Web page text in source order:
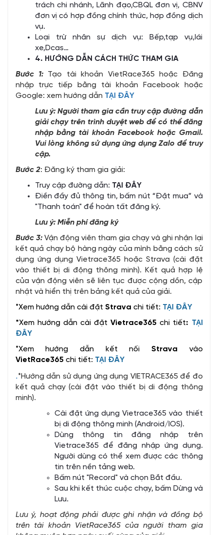
trách chi nhánh, Lãnh đạo,CBQL đơn vị, CBNV
đơn vị có hợp đồng chính thức, hợp đồng dịch
vụ.
Loại trừ nhân sự dịch vụ: Bếp,tạp vụ,lái
xe,Dcas…
4. HƯỚNG DẪN CÁCH THỨC THAM GIA
Bước 1: Tạo tài khoản VietRace365 hoặc Đăng
nhập trực tiếp bằng tài khoản Facebook hoặc
Google: xem hướng dẫn TẠI ĐÂY
Lưu ý: Người tham gia cần truy cập đường dẫn
giải chạy trên trình duyệt web để có thể đăng
nhập bằng tài khoản Facebook hoặc Gmail.
Vui lòng không sử dụng ứng dụng Zalo để truy
cập.
Bước 2: Đăng ký tham gia giải:
Truy cập đường dẫn: TẠI ĐÂY
Điền đầy đủ thông tin, bấm nút “Đặt mua” và
"Thanh toán" để hoàn tất đăng ký.
Lưu ý: Miễn phí đăng ký
Bước 3:Vận động viên tham gia chạy và ghi nhận lại
kết quả chạy bộ hàng ngày của mình bằng cách sử
dụng ứng dụng Vietrace365 hoặc Strava (cài đặt
vào thiết bị di động thông minh). Kết quả hợp lệ
của vận động viên sẽ liên tục được cộng dồn, cập
nhật và hiển thị trên bảng kết quả của giải.
*Xem hướng dẫn cài đặt Strava chi tiết: TẠI ĐÂY
*Xem hướng dẫn cài đặtVietrace365 chi tiết: TẠI
ĐÂY
*Xem hướng dẫn kết nối Strava vào
VietRace365 chi tiết: TẠI ĐÂY
.*Hướng dẫn sử dụng ứng dụng VIETRACE365 để đo
kết quả chạy (cài đặt vào thiết bị di động thông
minh).
Cài đặt ứng dụng Vietrace365 vào thiết
bị di động thông minh (Android/IOS).
Dùng thông tin đăng nhập trên
Vietrace365 để đăng nhập ứng dụng.
Người dùng có thể xem được các thông
tin trên nền tảng web.
Bấm nút "Record" và chọn Bắt đầu.
Sau khi kết thúc cuộc chạy, bấm Dừng và
Lưu.
Lưu ý, hoạt động phải được ghi nhận và đồng bộ
trên tài khoản VietRace365 của người tham gia